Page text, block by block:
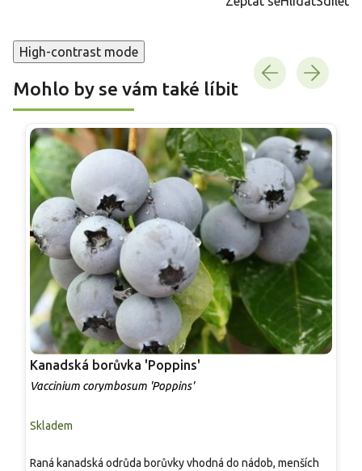
High-contrast mode
Mohlo by se vám také líbit
Kanadská borůvka 'Poppins'
Vaccinium corymbosum 'Poppins'
Skladem
Raná kanadská odrůda borůvky vhodná do nádob, menších